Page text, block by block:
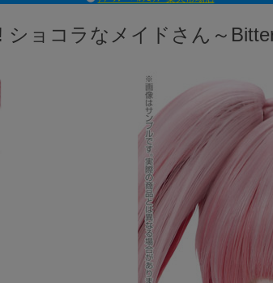
ｱｿﾞﾝｵﾝﾗｲﾝｼｮｯﾌﾟX
◆◆さとふる◆◆
ショコラなメイドさん～